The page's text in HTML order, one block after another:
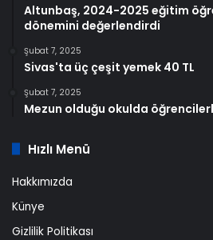
Altunbaş, 2024-2025 eğitim
dönemini değerlendirdi
Şubat 7, 2025
Sivas'ta üç çeşit yemek 40 TL
Şubat 7, 2025
Mezun olduğu okulda
Hızlı Menü
Hakkımızda
Künye
Gizlilik Politikası